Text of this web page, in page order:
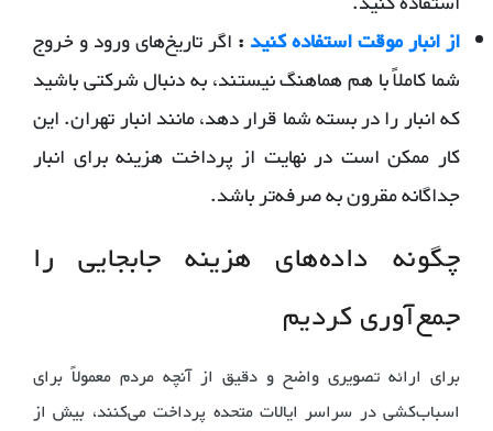
از انبار موقت استفاده کنید: اگر تاریخ‌های ورود و خروج
شما کاملاً با هم هماهنگ نیستند، به دنبال شرکتی باشید
که انبار را در بسته شما قرار دهد، مانند انبار تهران. این
کار ممکن است در نهایت از پرداخت هزینه برای انبار
جداگانه مقرون به صرفه‌تر باشد.
چگونه داده‌های هزینه جابجایی را
جمع‌آوری کردیم
برای ارائه تصویری واضح و دقیق از آنچه مردم معمولاً برای
اسباب‌کشی در سراسر ایالات متحده پرداخت می‌کنند، بیش از